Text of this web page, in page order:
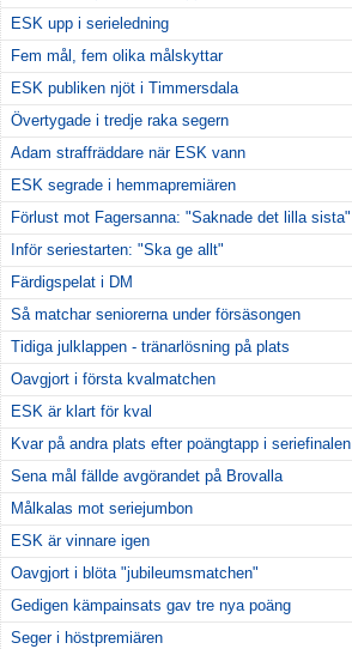
ESK upp i serieledning
Fem mål, fem olika målskyttar
ESK publiken njöt i Timmersdala
Övertygade i tredje raka segern
Adam straffräddare när ESK vann
ESK segrade i hemmapremiären
Förlust mot Fagersanna: "Saknade det lilla sista"
Inför seriestarten: "Ska ge allt"
Färdigspelat i DM
Så matchar seniorerna under försäsongen
Tidiga julklappen - tränarlösning på plats
Oavgjort i första kvalmatchen
ESK är klart för kval
Kvar på andra plats efter poängtapp i seriefinalen
Sena mål fällde avgörandet på Brovalla
Målkalas mot seriejumbon
ESK är vinnare igen
Oavgjort i blöta "jubileumsmatchen"
Gedigen kämpainsats gav tre nya poäng
Seger i höstpremiären